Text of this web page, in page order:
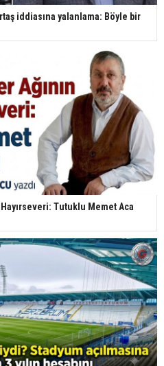
iddiasına yalanlama: Böyle bir
Tutuklu Memet Aca